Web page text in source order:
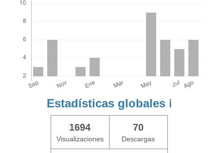
Estadísticas globales ℹ️
1694
Visualizaciones
70
Descargas